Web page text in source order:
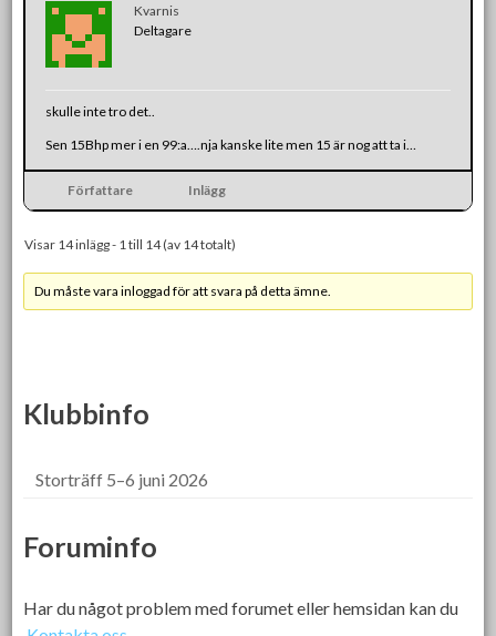
Kvarnis
Deltagare
skulle inte tro det..
Sen 15Bhp mer i en 99:a….nja kanske lite men 15 är nog att ta i…
Författare Inlägg
Visar 14 inlägg - 1 till 14 (av 14 totalt)
Du måste vara inloggad för att svara på detta ämne.
Klubbinfo
Storträff 5–6 juni 2026
Foruminfo
Har du något problem med forumet eller hemsidan kan du